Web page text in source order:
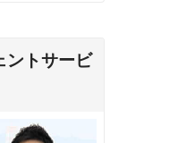
ントサービ